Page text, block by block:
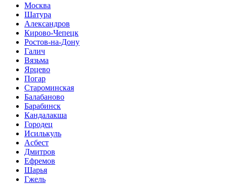
Москва
Шатура
Александров
Кирово-Чепецк
Ростов-на-Дону
Галич
Вязьма
Ярцево
Погар
Староминская
Балабаново
Барабинск
Кандалакша
Городец
Исилькуль
Асбест
Дмитров
Ефремов
Шарья
Гжель